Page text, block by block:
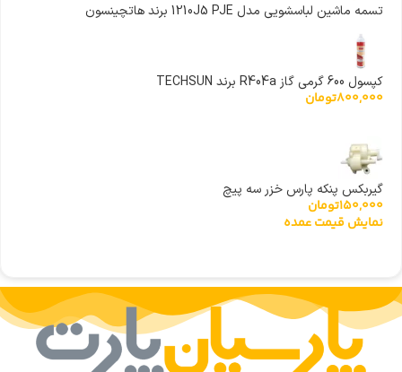
تسمه ماشین لباسشویی مدل 1210J5 PJE برند هاتچینسون
کپسول 600 گرمی گاز R404a برند TECHSUN
800,000تومان
گیربکس پنکه پارس خزر سه پیچ
150,000تومان
نمایش قیمت عمده